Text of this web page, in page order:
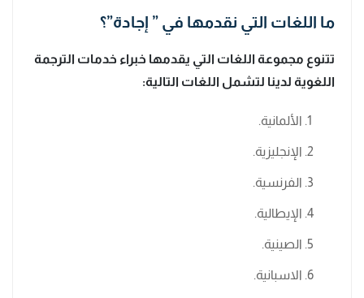
ما اللغات التي نقدمها في ” إجادة”؟
تتنوع مجموعة اللغات التي يقدمها خبراء خدمات الترجمة
اللغوية لدينا لتشمل اللغات التالية:
الألمانية.
الإنجليزية.
الفرنسية.
الإيطالية.
الصينية.
الاسبانية.